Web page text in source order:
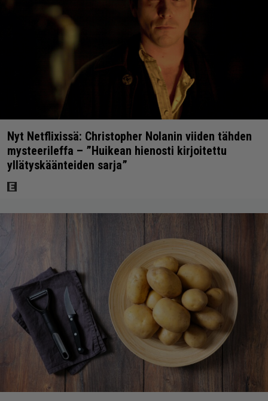
Nyt Netflixissä: Christopher Nolanin viiden tähden
mysteerileffa – ”Huikean hienosti kirjoitettu
yllätyskäänteiden sarja”